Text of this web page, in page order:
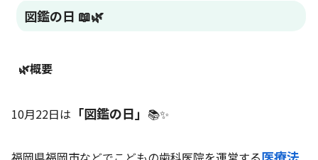
図鑑の日 📖🌿
🌿概要
10月22日は 「図鑑の日」 📚✨